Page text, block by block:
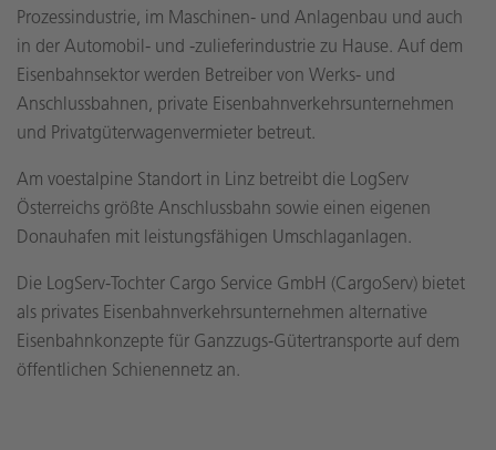
Prozessindustrie, im Maschinen- und Anlagenbau und auch
in der Automobil- und -zulieferindustrie zu Hause. Auf dem
Eisenbahnsektor werden Betreiber von Werks- und
Anschlussbahnen, private Eisenbahnverkehrsunternehmen
und Privatgüterwagenvermieter betreut.
Am voestalpine Standort in Linz betreibt die LogServ
Österreichs größte Anschlussbahn sowie einen eigenen
Donauhafen mit leistungsfähigen Umschlaganlagen.
Die LogServ-Tochter Cargo Service GmbH (CargoServ) bietet
als privates Eisenbahnverkehrsunternehmen alternative
Eisenbahnkonzepte für Ganzzugs-Gütertransporte auf dem
öffentlichen Schienennetz an.